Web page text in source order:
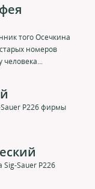
того Осечкина
номеров
человека...
Sauer P226 фирмы
Sig-Sauer P226